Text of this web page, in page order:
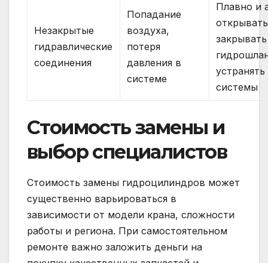
Незакрытые
гидравлические
соединения
Попадание
воздуха,
потеря
давления в
системе
Плавно и
закрывать
системы
Стоимость замены и
выбор специалистов
Стоимость замены гидроцилиндров может
существенно варьироваться в
зависимости от модели крана, сложности
работы и региона. При самостоятельном
ремонте важно заложить деньги на